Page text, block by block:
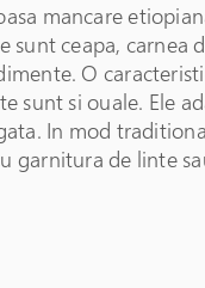
mancare
sunt ceapa, carnea
O
sunt si ouale. Ele
In mod
garnitura de linte